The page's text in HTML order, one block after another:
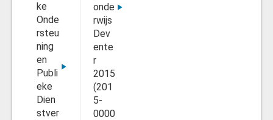
ke
Onde
rsteu
ning
en
Publi
eke
Dien
stver
onde
rwijs
Dev
ente
r
2015
(201
5-
0000